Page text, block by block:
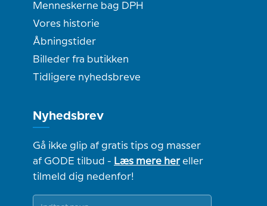
Menneskerne bag DPH
Vores historie
Åbningstider
Billeder fra butikken
Tidligere nyhedsbreve
Nyhedsbrev
Gå ikke glip af gratis tips og masser
af GODE tilbud - Læs mere hereller
tilmeld dig nedenfor!